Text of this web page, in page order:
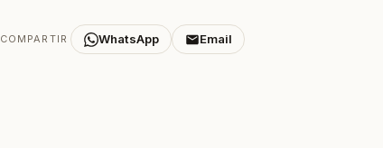
COMPARTIR WhatsApp Email